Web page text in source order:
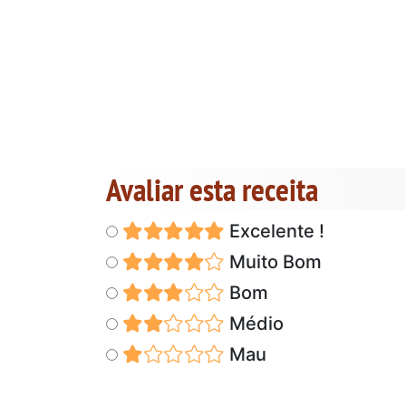
Avaliar esta receita
Excelente !
Muito Bom
Bom
Médio
Mau